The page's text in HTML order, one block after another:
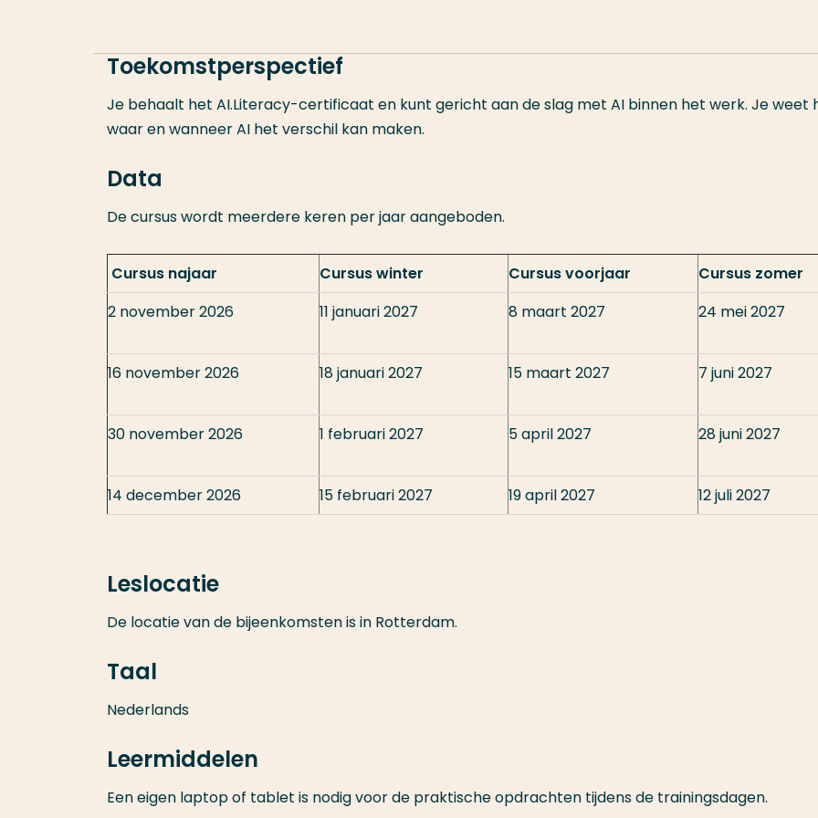
Toekomstperspectief
Je behaalt het AI.Literacy-certificaat en kunt gericht aan de slag met AI binnen het werk. Je weet
waar en wanneer AI het verschil kan maken.
Data
De cursus wordt meerdere keren per jaar aangeboden.
Cursus najaar Cursus winter Cursus voorjaar
Cursus zomer
2 november 2026
11 januari 2027 8 maart 2027 24 mei 2027
16 november 2026 18 januari 2027 15 maart 2027 7 juni 2027
30 november 2026 1 februari 2027 5 april 2027 28 juni 2027
14 december 2026 15 februari 2027 19 april 2027 12 juli 2027
Leslocatie
De locatie van de bijeenkomsten is in Rotterdam.
Taal
Nederlands
Leermiddelen
Een eigen laptop of tablet is nodig voor de praktische opdrachten tijdens de trainingsdagen.